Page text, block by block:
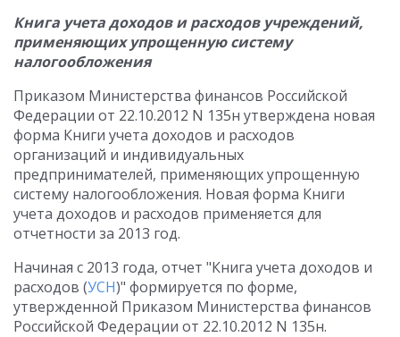
Книга учета доходов и расходов учреждений,
применяющих упрощенную систему
налогообложения
Приказом Министерства финансов Российской
Федерации от 22.10.2012 N 135н утверждена новая
форма Книги учета доходов и расходов
организаций и индивидуальных
предпринимателей, применяющих упрощенную
систему налогообложения. Новая форма Книги
учета доходов и расходов применяется для
отчетности за 2013 год.
Начиная с 2013 года, отчет "Книга учета доходов и
расходов (УСН)" формируется по форме,
утвержденной Приказом Министерства финансов
Российской Федерации от 22.10.2012 N 135н.